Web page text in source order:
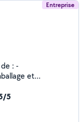
Entreprise
: -
et
grenier/ grange
numéro svp. Disponible 24/24, à bientôt
5